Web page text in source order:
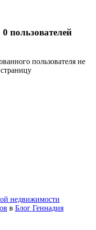
0 пользователей
пользователя не
недвижимости
в Блог Геннадия